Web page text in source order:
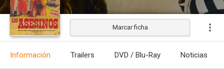
Estrenada
Marcar ficha
Información Trailers DVD / Blu-Ray Noticias